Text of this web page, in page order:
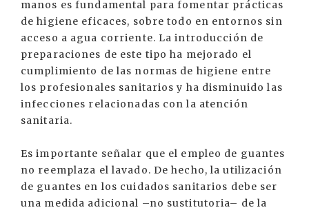
manos es fundamental para fomentar prácticas
de higiene eficaces, sobre todo en entornos sin
acceso a agua corriente. La introducción de
preparaciones de este tipo ha mejorado el
cumplimiento de las normas de higiene entre
los profesionales sanitarios y ha disminuido las
infecciones relacionadas con la atención
sanitaria.
Es importante señalar que el empleo de guantes
no reemplaza el lavado. De hecho, la utilización
de guantes en los cuidados sanitarios debe ser
una medida adicional –no sustitutoria– de la